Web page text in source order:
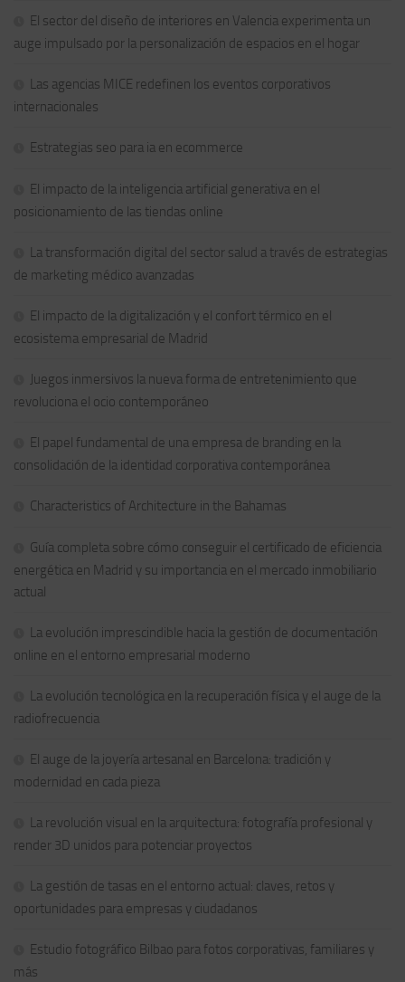
El sector del diseño de interiores en Valencia experimenta un
auge impulsado por la personalización de espacios en el hogar
Las agencias MICE redefinen los eventos corporativos
internacionales
Estrategias seo para ia en ecommerce
El impacto de la inteligencia artificial generativa en el
posicionamiento de las tiendas online
La transformación digital del sector salud a través de estrategias
de marketing médico avanzadas
El impacto de la digitalización y el confort térmico en el
ecosistema empresarial de Madrid
Juegos inmersivos la nueva forma de entretenimiento que
revoluciona el ocio contemporáneo
El papel fundamental de una empresa de branding en la
consolidación de la identidad corporativa contemporánea
Characteristics of Architecture in the Bahamas
Guía completa sobre cómo conseguir el certificado de eficiencia
energética en Madrid y su importancia en el mercado inmobiliario
actual
La evolución imprescindible hacia la gestión de documentación
online en el entorno empresarial moderno
La evolución tecnológica en la recuperación física y el auge de la
radiofrecuencia
El auge de la joyería artesanal en Barcelona: tradición y
modernidad en cada pieza
La revolución visual en la arquitectura: fotografía profesional y
render 3D unidos para potenciar proyectos
La gestión de tasas en el entorno actual: claves, retos y
oportunidades para empresas y ciudadanos
Estudio fotográfico Bilbao para fotos corporativas, familiares y
más